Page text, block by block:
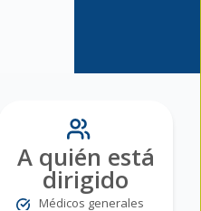
A quién está
dirigido
Médicos generales